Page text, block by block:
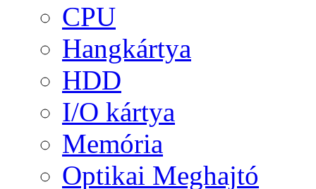
CPU
Hangkártya
HDD
I/O kártya
Memória
Optikai Meghajtó